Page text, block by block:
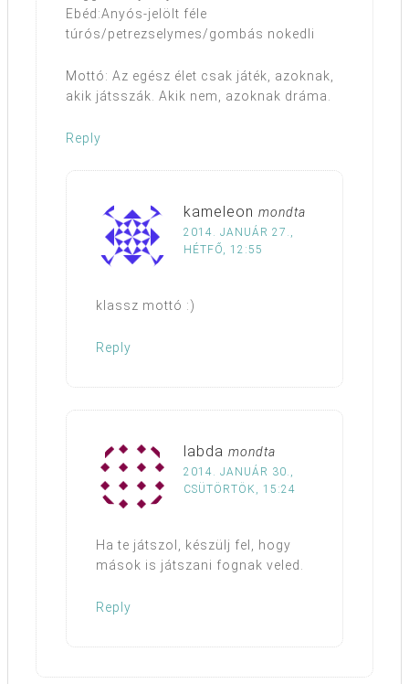
Ebéd:Anyós-jelölt féle
túrós/petrezselymes/gombás nokedli
Mottó: Az egész élet csak játék, azoknak,
akik játsszák. Akik nem, azoknak dráma.
Reply
kameleon mondta
2014. JANUÁR 27.,
HÉTFŐ, 12:55
klassz mottó :)
Reply
labda mondta
2014. JANUÁR 30.,
CSÜTÖRTÖK, 15:24
Ha te játszol, készülj fel, hogy
mások is játszani fognak veled.
Reply